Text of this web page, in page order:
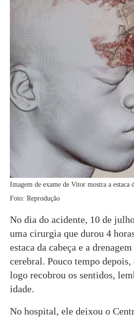
Imagem de exame de Vitor mostra a estaca
Foto: Reprodução
No dia do acidente, 10 de
uma cirurgia que durou 4
estaca da cabeça e a
cerebral. Pouco tempo
logo recobrou os sentidos,
idade.
No hospital, ele deixou o